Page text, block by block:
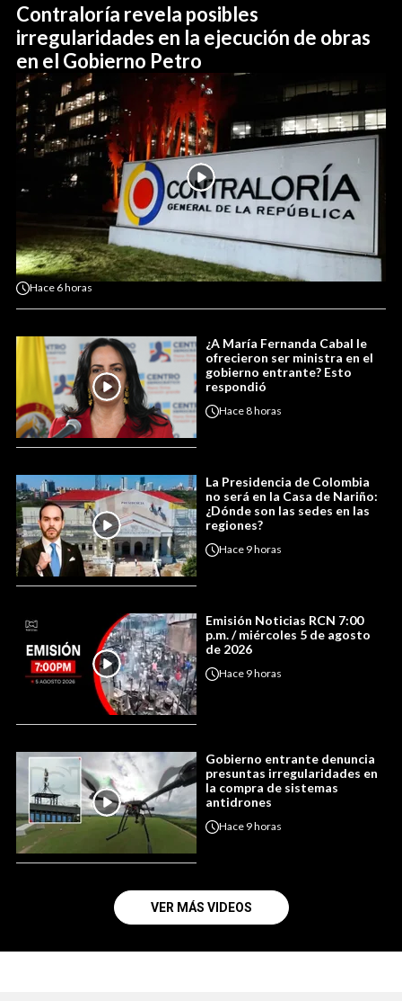
Contraloría revela posibles
irregularidades en la ejecución de obras
en el Gobierno Petro
Hace 6 horas
¿A María Fernanda Cabal le
ofrecieron ser ministra en el
gobierno entrante? Esto
respondió
Hace8 horas
La Presidencia de Colombia
no será en la Casa de Nariño:
¿Dónde son las sedes en las
regiones?
Hace 9 horas
Emisión Noticias RCN 7:00
p.m. / miércoles 5 de agosto
de 2026
Hace 9 horas
Gobierno entrante denuncia
presuntas irregularidades en
la compra de sistemas
antidrones
Hace 9 horas
VER MÁS VIDEOS